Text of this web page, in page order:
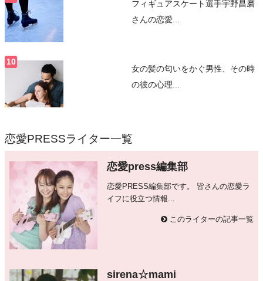
フィギュアスケート選手宇野昌磨
さんの恋愛...
女の髪の匂いをかぐ男性、その時
の彼の心理...
恋愛PRESSライター一覧
恋愛press編集部
恋愛PRESS編集部です。 皆さんの恋愛ラ
イフに役立つ情報...
このライターの記事一覧
sirena☆mami